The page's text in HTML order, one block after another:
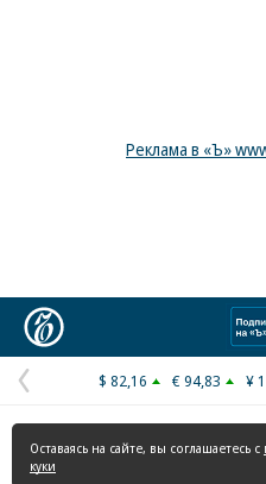
Реклама в «Ъ»
Предыдущая
страница
$ 82,16 € 94,83 ¥
Оставаясь на сайте, вы соглашаетесь с
куки